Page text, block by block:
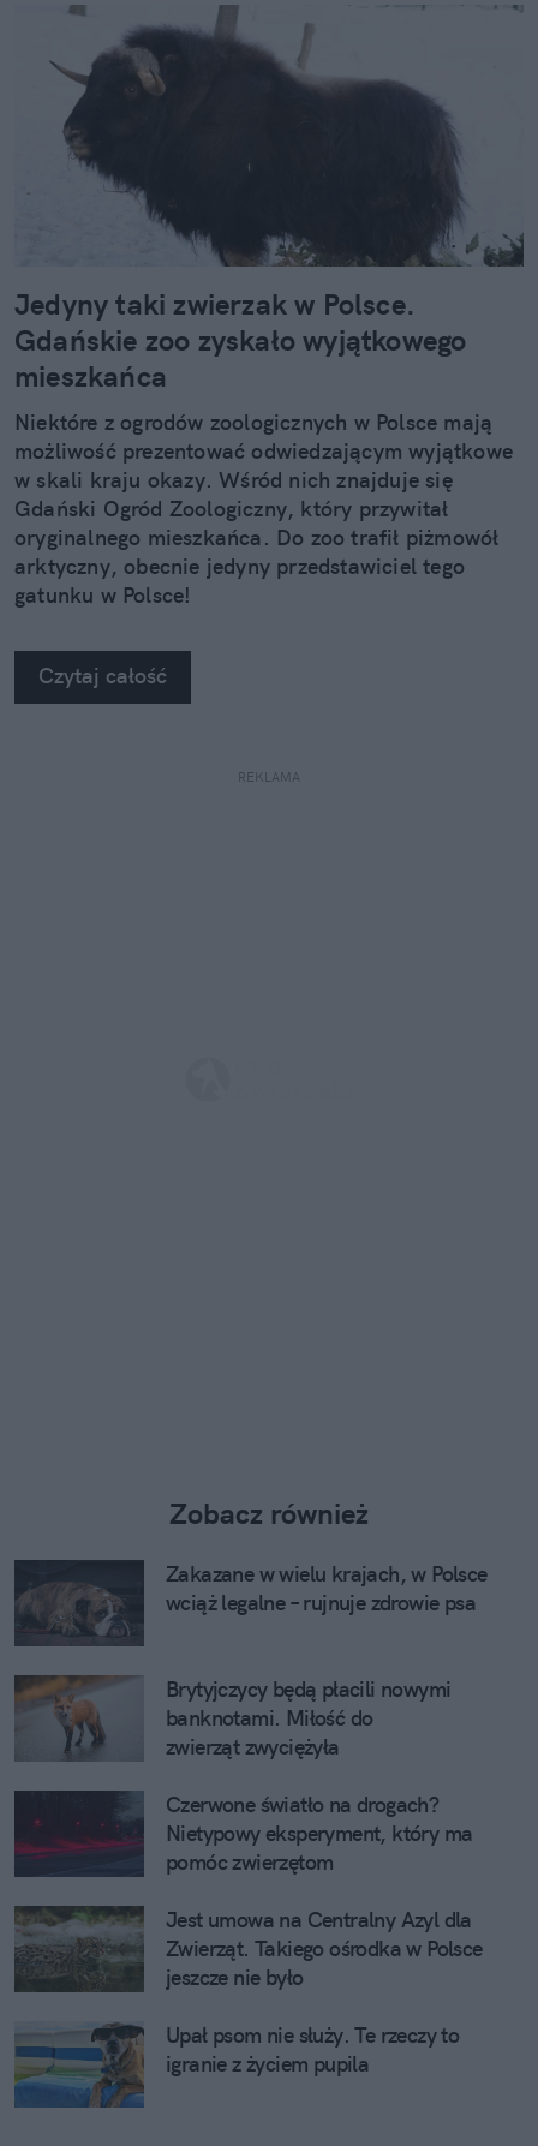
Jedyny taki zwierzak w Polsce.
Gdańskie zoo zyskało wyjątkowego
mieszkańca
Niektóre z ogrodów zoologicznych w Polsce mają
możliwość prezentować odwiedzającym wyjątkowe
w skali kraju okazy. Wśród nich znajduje się
Gdański Ogród Zoologiczny, który przywitał
oryginalnego mieszkańca. Do zoo trafił piżmowół
arktyczny, obecnie jedyny przedstawiciel tego
gatunku w Polsce!
Czytaj całość
REKLAMA
Zobacz również
Zakazane w wielu krajach, w Polsce
wciąż legalne – rujnuje zdrowie psa
Brytyjczycy będą płacili nowymi
banknotami. Miłość do
zwierząt zwyciężyła
Czerwone światło na drogach?
Nietypowy eksperyment, który ma
pomóc zwierzętom
Jest umowa na Centralny Azyl dla
Zwierząt. Takiego ośrodka w Polsce
jeszcze nie było
Upał psom nie służy. Te rzeczy to
igranie z życiem pupila